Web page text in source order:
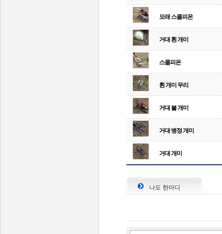
모래 스콜피온
거대 흰 개미
스콜피온
흰 개미 무리
거대 불 개미
거대 병정 개미
거대 개미
나도 한마디